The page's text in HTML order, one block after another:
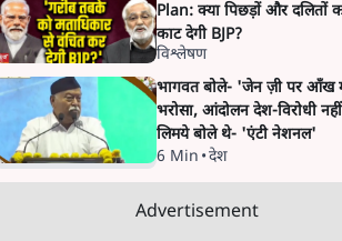
Plan: क्या पिछड़ों और दलितों
काट देगी BJP?
विश्लेषण
भागवत बोले- 'जेन ज़ी पर आँख
भरोसा, आंदोलन देश-विरोधी
लिमये बोले थे- 'एंटी नेशनल'
6 Min •देश
Advertisement